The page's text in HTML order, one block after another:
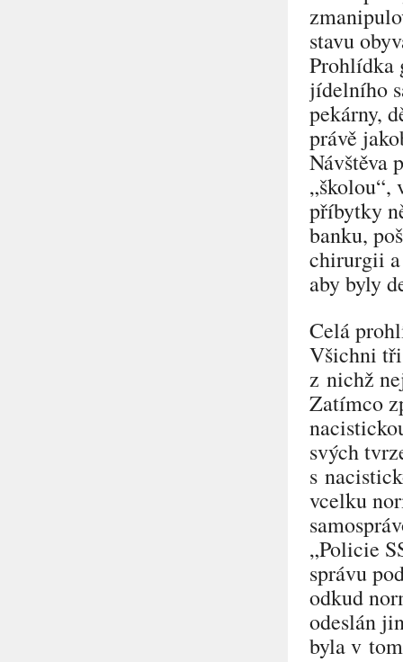
stavu
Prohlídka
jídelního
pekárny,
právě
Návštěva
„školou“,
příbytky
banku,
chirurgii
aby byly
Celá
Všichni tři
z nichž
Zatímco
svých
s
vcelku
„Policie
správu
odkud
odeslán
byla v